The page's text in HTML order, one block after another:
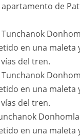
de
en una maleta